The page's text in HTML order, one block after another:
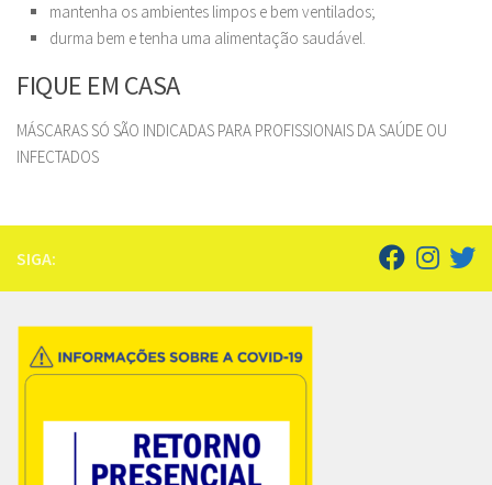
mantenha os ambientes limpos e bem ventilados;
durma bem e tenha uma alimentação saudável.
FIQUE EM CASA
MÁSCARAS SÓ SÃO INDICADAS PARA PROFISSIONAIS DA SAÚDE OU
INFECTADOS
SIGA: